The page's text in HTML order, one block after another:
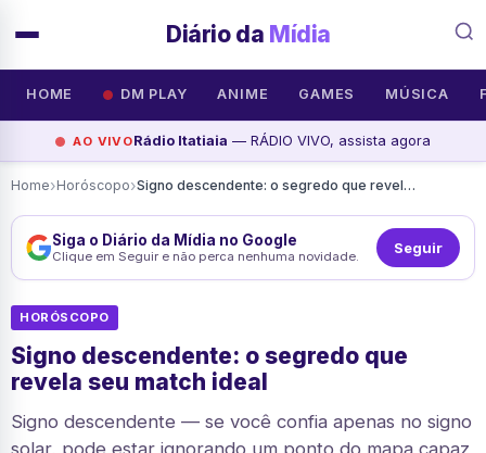
Diário da Mídia
HOME DM PLAY ANIME GAMES MÚSICA
AO VIVORádio Itatiaia — RÁDIO VIVO, assista agora
Home›Horóscopo› Signo descendente: o segredo que revela seu match ideal
Siga o Diário da Mídia no Google
Clique em Seguir e não perca nenhuma novidade. Seguir
HORÓSCOPO
Signo descendente: o segredo que
revela seu match ideal
Signo descendente — se você confia apenas no signo
solar, pode estar ignorando um ponto do mapa capaz